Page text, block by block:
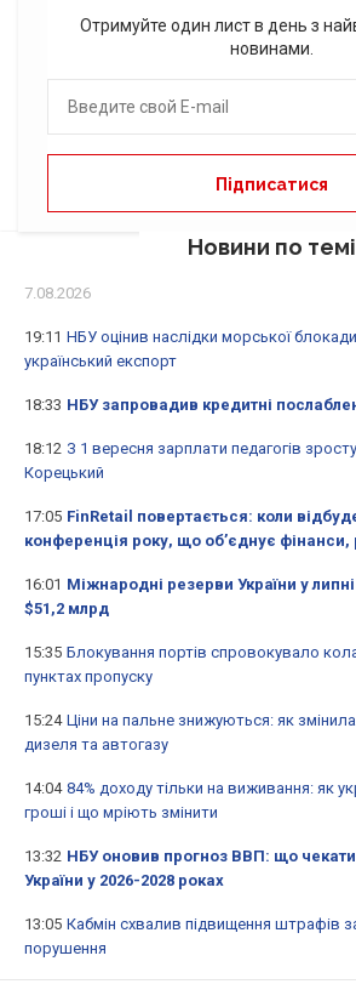
Отримуйте один лист в день з
новинами.
Новини по темі
7.08.2026
19:11 НБУ оцінив наслідки морської
український експорт
18:33 НБУ запровадив кредитні
18:12 З 1 вересня зарплати педагогів
Корецький
17:05 FinRetail повертається: коли
конференція року, що об’єднує фінанси,
16:01 Міжнародні резерви України у
$51,2 млрд
15:35 Блокування портів спровокувало
пунктах пропуску
15:24 Ціни на пальне знижуються: як
дизеля та автогазу
14:04 84% доходу тільки на виживання: як
гроші і що мріють змінити
13:32 НБУ оновив прогноз ВВП: що
України у 2026-2028 роках
13:05 Кабмін схвалив підвищення штрафів
порушення